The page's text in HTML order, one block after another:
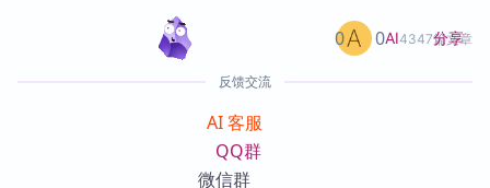
AI4347篇文章
0 0 分享
反馈交流
AI 客服
QQ群
微信群